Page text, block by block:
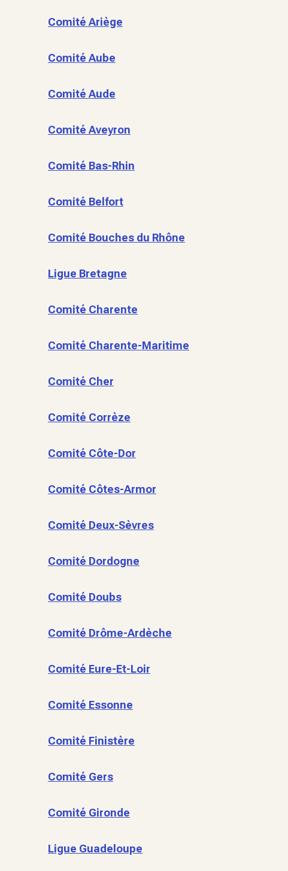
Comité Ariège
Comité Aube
Comité Aude
Comité Aveyron
Comité Bas-Rhin
Comité Belfort
Comité Bouches du Rhône
Ligue Bretagne
Comité Charente
Comité Charente-Maritime
Comité Cher
Comité Corrèze
Comité Côte-Dor
Comité Côtes-Armor
Comité Deux-Sèvres
Comité Dordogne
Comité Doubs
Comité Drôme-Ardèche
Comité Eure-Et-Loir
Comité Essonne
Comité Finistère
Comité Gers
Comité Gironde
Ligue Guadeloupe